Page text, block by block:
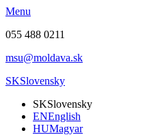
Menu
055 488 0211
msu@moldava.sk
SKSlovensky
SKSlovensky
ENEnglish
HUMagyar